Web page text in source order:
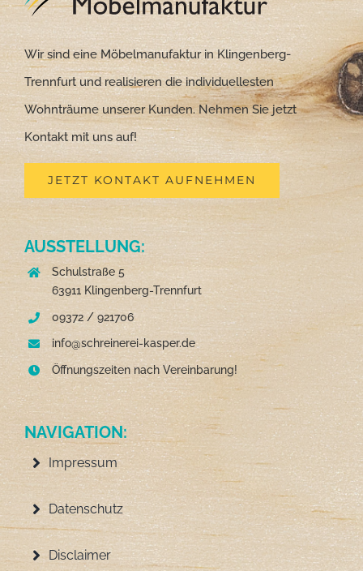
Wir sind eine Möbelmanufaktur in Klingenberg-
Trennfurt und realisieren die individuellesten
Wohnträume unserer Kunden. Nehmen Sie jetzt
Kontakt mit uns auf!
JETZT KONTAKT AUFNEHMEN
AUSSTELLUNG:
Schulstraße 5
63911 Klingenberg-Trennfurt
09372 / 921706
info@schreinerei-kasper.de
Öffnungszeiten nach Vereinbarung!
NAVIGATION:
Impressum
Datenschutz
Disclaimer